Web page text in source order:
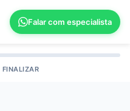
Falar com especialista
FINALIZAR